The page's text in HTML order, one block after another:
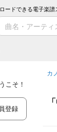
ードできる電子楽譜
こそ！
登録
カ
「